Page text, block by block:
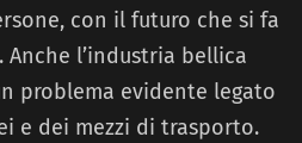
con il futuro che si fa
Anche l’industria bellica
problema evidente legato
e dei mezzi di trasporto.